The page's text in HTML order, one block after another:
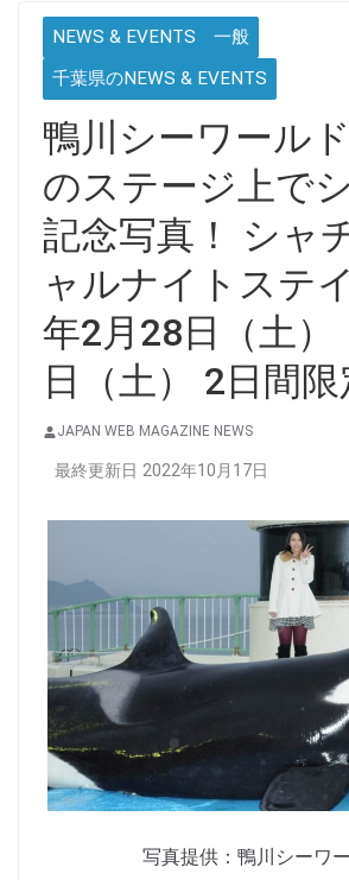
NEWS & EVENTS 一般
千葉県のNEWS & EVENTS
鴨川シーワール
のステージ上で
記念写真！ シャ
ャルナイトステ
年2月28日（土）
日（土） 2日間
JAPAN WEB MAGAZINE NEWS
最終更新日 2022年10月17日
写真提供：鴨川シーワ